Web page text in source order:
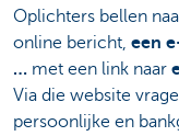
Oplichters bellen
online bericht, een
… met een link naar
Via die website
persoonlijke en